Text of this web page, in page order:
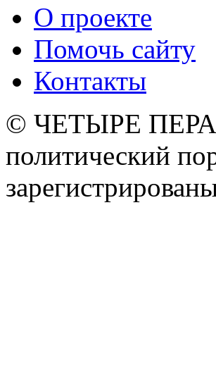
О проекте
Помочь сайту
Контакты
© ЧЕТЫРЕ ПЕРА.
политический